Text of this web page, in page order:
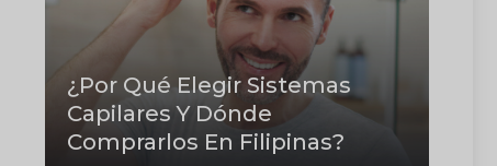
¿Por Qué Elegir Sistemas
Capilares Y Dónde
Comprarlos En Filipinas?